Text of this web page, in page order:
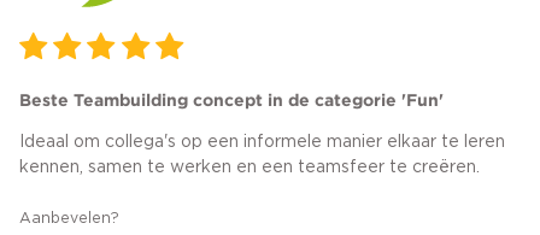
Beste Teambuilding concept in de categorie 'Fun'
Ideaal om collega's op een informele manier elkaar te leren
kennen, samen te werken en een teamsfeer te creëren.
Aanbevelen?